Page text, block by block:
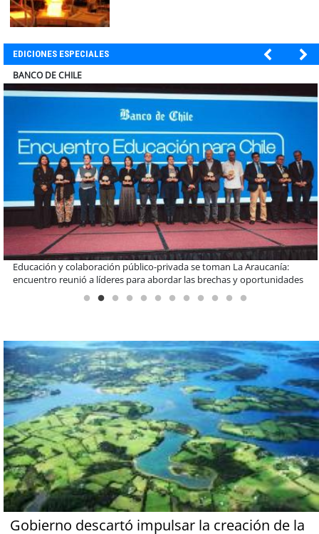
EDICIONES ESPECIALES
ELECTROLUX
Claves para comprar electrodomésticos durante el Black Sale
Gobierno descartó impulsar la creación de la